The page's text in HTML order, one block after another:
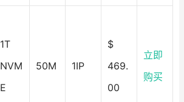
1T
NVM
E
50M 1IP
$
469.
00
立即
购买